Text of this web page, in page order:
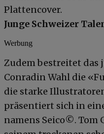
Plattencover.
Junge Schweizer
Werbung
Zudem bestreitet das
Conradin Wahl die
die starke
präsentiert sich in
namens Seico©. Tom